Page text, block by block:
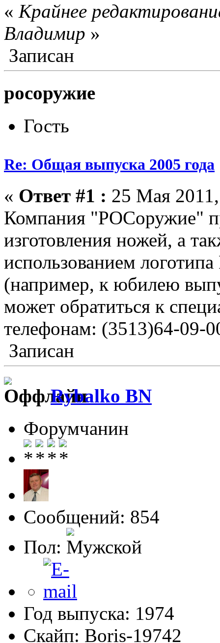
« Крайнее
Влaдимир »
Записан
росоружие
Гость
Re: Общая выпуска 2005 года
« Ответ #1 : 25 Мая
Компания "РОСоружие"
изготовления ножей, а
использованием
(например, к юбилею
может обратиться к
телефонам: (3513)64-09-
Записан
Rybalko BN
Форумчанин
Сообщений: 854
Пол:
Год выпуска: 1974
Скайп: Boris-19742